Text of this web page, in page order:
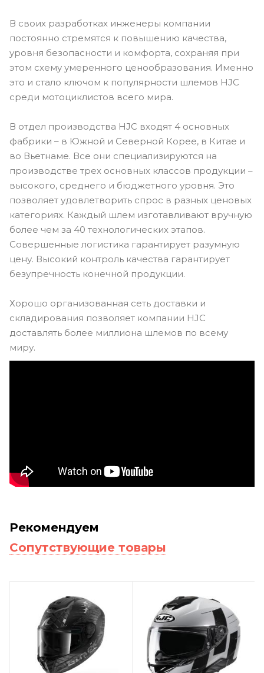
В своих разработках инженеры компании
постоянно стремятся к повышению качества,
уровня безопасности и комфорта, сохраняя при
этом схему умеренного ценообразования. Именно
это и стало ключом к популярности шлемов HJC
среди мотоциклистов всего мира.
В отдел производства HJC входят 4 основных
фабрики – в Южной и Северной Корее, в Китае и
во Вьетнаме. Все они специализируются на
производстве трех основных классов продукции –
высокого, среднего и бюджетного уровня. Это
позволяет удовлетворить спрос в разных ценовых
категориях. Каждый шлем изготавливают вручную
более чем за 40 технологических этапов.
Совершенные логистика гарантирует разумную
цену. Высокий контроль качества гарантирует
безупречность конечной продукции.
Хорошо организованная сеть доставки и
складирования позволяет компании HJC
доставлять более миллиона шлемов по всему
миру.
Рекомендуем
Сопутствующие товары